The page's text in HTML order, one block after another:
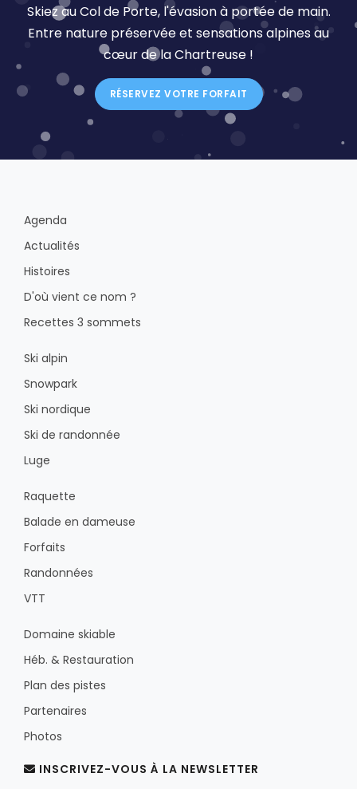
Skiez au Col de Porte, l'évasion à portée de main.
Entre nature préservée et sensations alpines au
cœur de la Chartreuse !
RÉSERVEZ VOTRE FORFAIT
Agenda
Actualités
Histoires
D'où vient ce nom ?
Recettes 3 sommets
Ski alpin
Snowpark
Ski nordique
Ski de randonnée
Luge
Raquette
Balade en dameuse
Forfaits
Randonnées
VTT
Domaine skiable
Héb. & Restauration
Plan des pistes
Partenaires
Photos
INSCRIVEZ-VOUS À LA NEWSLETTER